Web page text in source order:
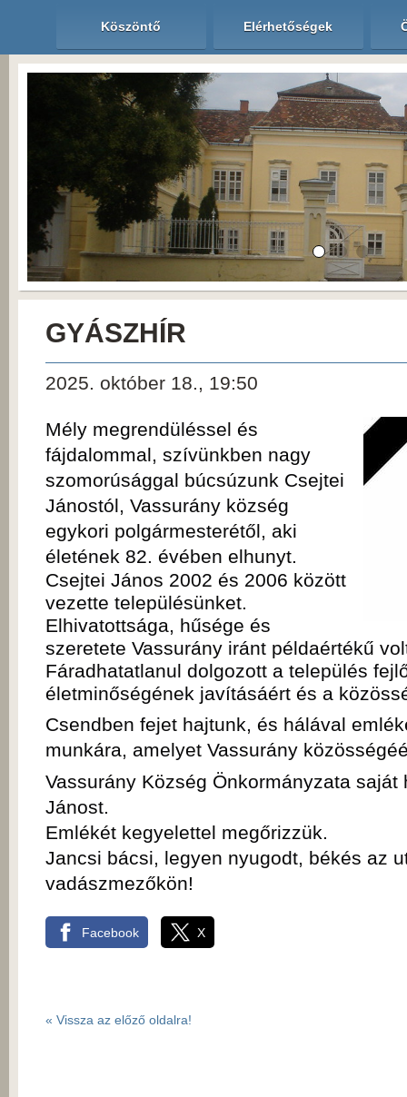
Köszöntő Elérhetőségek
GYÁSZHÍR
2025. október 18., 19:50
Mély megrendüléssel és
fájdalommal, szívünkben nagy
szomorúsággal búcsúzunk Csejtei
Jánostól, Vassurány község
egykori polgármesterétől, aki
életének 82. évében elhunyt.
Csejtei János 2002 és 2006 között
vezette településünket.
Elhivatottsága, hűsége és
szeretete Vassurány iránt példaértékű
Fáradhatatlanul dolgozott a település
életminőségének javításáért és a
Csendben fejet hajtunk, és hálával
munkára, amelyet Vassurány
Vassurány Község Önkormányzata
Jánost.
Emlékét kegyelettel megőrizzük.
Jancsi bácsi, legyen nyugodt, békés az
vadászmezőkön!
Facebook X
« Vissza az előző oldalra!